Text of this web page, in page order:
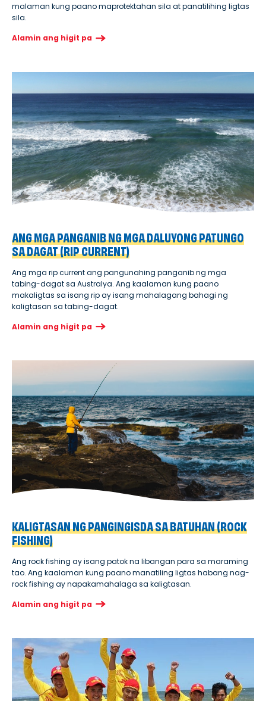
malaman kung paano maprotektahan sila at panatilihing ligtas
sila.
Alamin ang higit pa
ANG MGA PANGANIB NG MGA DALUYONG PATUNGO
SA DAGAT (RIP CURRENT)
Ang mga rip current ang pangunahing panganib ng mga
tabing-dagat sa Australya. Ang kaalaman kung paano
makaligtas sa isang rip ay isang mahalagang bahagi ng
kaligtasan sa tabing-dagat.
Alamin ang higit pa
KALIGTASAN NG PANGINGISDA SA BATUHAN (ROCK
FISHING)
Ang rock fishing ay isang patok na libangan para sa maraming
tao. Ang kaalaman kung paano manatiling ligtas habang nag-
rock fishing ay napakamahalaga sa kaligtasan.
Alamin ang higit pa